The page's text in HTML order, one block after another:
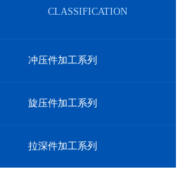
CLASSIFICATION
冲压件加工系列
旋压件加工系列
拉深件加工系列